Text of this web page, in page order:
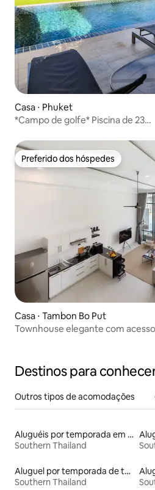
Casa ⋅ Phuket
*Campo de golfe* Piscina de 23
Preferido dos hóspedes
Preferido dos hóspedes
Casa ⋅ Tambon Bo Put
Townhouse elegante com
Destinos para
Outros tipos de acomodações
Aluguéis por temporada em albergue
Southern Thailand
Aluguel por temporada de townhouses
Southern Thailand